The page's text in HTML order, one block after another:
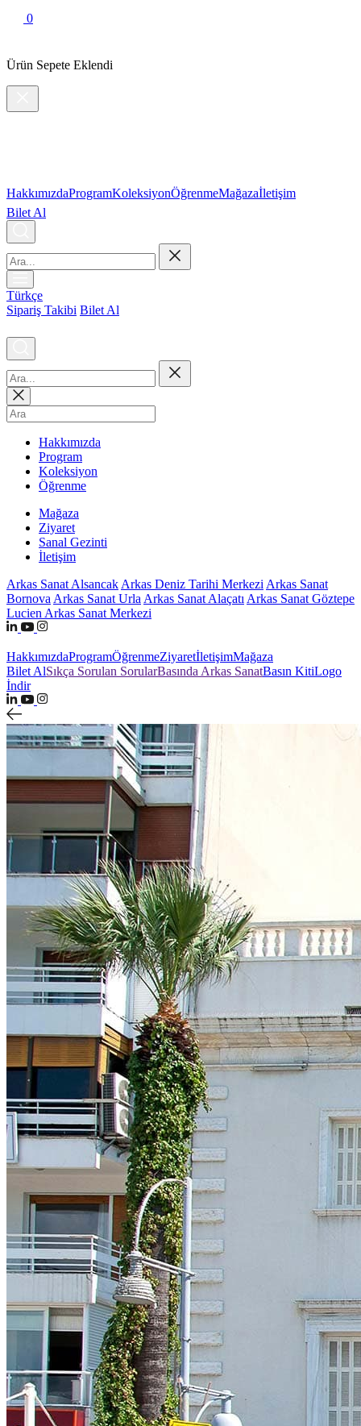
0
Ürün Sepete Eklendi
HakkımızdaProgramKoleksiyonÖğrenmeMağazaİletişim
Bilet Al
Türkçe
Sipariş Takibi Bilet Al
Hakkımızda
Program
Koleksiyon
Öğrenme
Mağaza
Ziyaret
Sanal Gezinti
İletişim
Arkas Sanat Alsancak Arkas Deniz Tarihi Merkezi Arkas Sanat
Bornova Arkas Sanat Urla Arkas Sanat Alaçatı Arkas Sanat Göztepe
Lucien Arkas Sanat Merkezi
HakkımızdaProgramÖğrenmeZiyaretİletişimMağaza
Bilet AlSıkça Sorulan SorularBasında Arkas SanatBasın KitiLogo
İndir